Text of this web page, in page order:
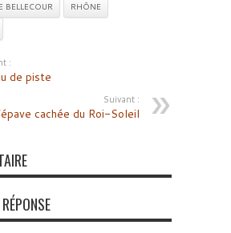
BELLECOUR
RHÔNE
:
de piste
Suivant :
cachée du Roi-Soleil